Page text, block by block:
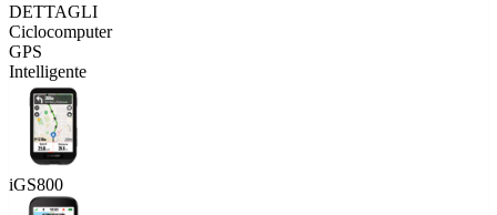
DETTAGLI
Ciclocomputer
GPS
Intelligente
iGS800